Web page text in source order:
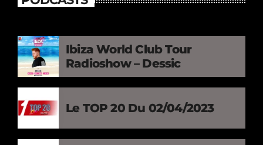
Ibiza World Club Tour
Radioshow – Dessic
Le TOP 20 Du 02/04/2023